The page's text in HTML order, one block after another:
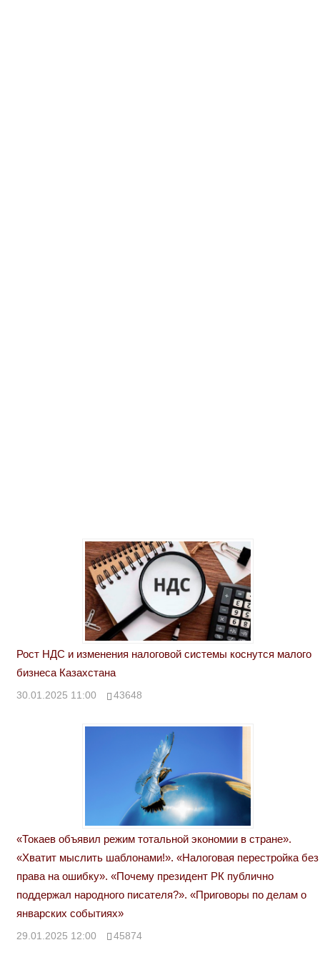
Рост НДС и изменения налоговой системы коснутся малого
бизнеса Казахстана
30.01.2025 11:00 43648
«Токаев объявил режим тотальной экономии в стране».
«Хватит мыслить шаблонами!». «Налоговая перестройка без
права на ошибку». «Почему президент РК публично
поддержал народного писателя?». «Приговоры по делам о
январских событиях»
29.01.2025 12:00 45874